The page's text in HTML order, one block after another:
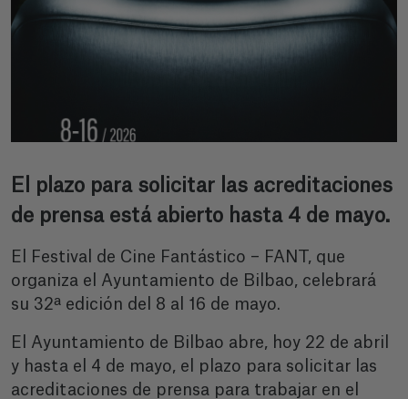
El plazo para solicitar las acreditaciones
de prensa está abierto hasta 4 de mayo.
El Festival de Cine Fantástico – FANT, que
organiza el Ayuntamiento de Bilbao, celebrará
su 32ª edición del 8 al 16 de mayo.
El Ayuntamiento de Bilbao abre, hoy 22 de abril
y hasta el 4 de mayo, el plazo para solicitar las
acreditaciones de prensa para trabajar en el